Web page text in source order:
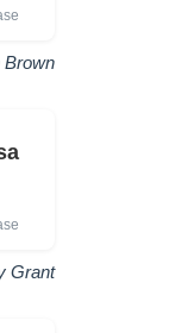
Brown
Grant